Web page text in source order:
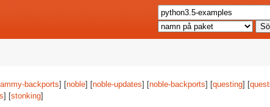
backports] [noble] [noble-updates] [noble-backports] [questing] [
] [stonking]